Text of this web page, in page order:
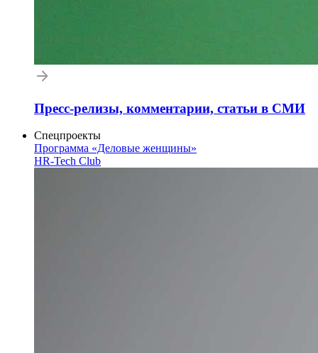
Пресс-релизы, комментарии, статьи в СМИ
Спецпроекты
Программа «Деловые женщины»
HR-Tech Club